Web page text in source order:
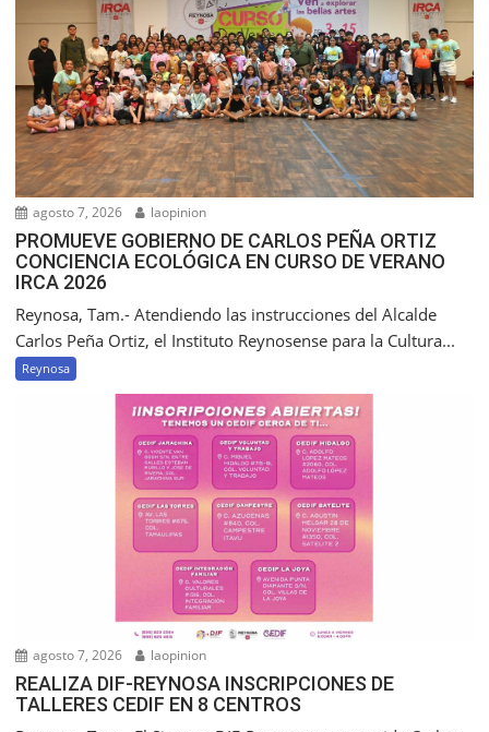
agosto 7, 2026 laopinion
PROMUEVE GOBIERNO DE CARLOS PEÑA ORTIZ
CONCIENCIA ECOLÓGICA EN CURSO DE VERANO
IRCA 2026
Reynosa, Tam.- Atendiendo las instrucciones del Alcalde
Carlos Peña Ortiz, el Instituto Reynosense para la Cultura...
Reynosa
agosto 7, 2026 laopinion
REALIZA DIF-REYNOSA INSCRIPCIONES DE
TALLERES CEDIF EN 8 CENTROS